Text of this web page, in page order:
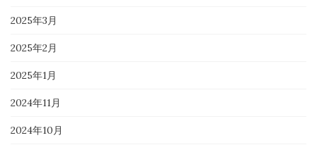
2025年3月
2025年2月
2025年1月
2024年11月
2024年10月